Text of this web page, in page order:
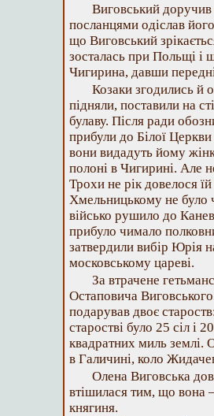
Виговський доручив
посланцями одіслав
що Виговський
зосталась при Польщі і
Чигирина, давши
Козаки згодились й
підняли, поставили на
булаву. Після ради
прибули до Білої
вони видадуть йому
полоні в Чигирині. Але
Трохи не рік довелося
Хмельницькому не було
військо рушило до
прибуло чимало
затвердили вибір Юрія
московському цареві.
За втрачене
Остаповича
подарував двоє
старостві було 25 сіл і
квадратних миль землі.
в Галичині, коло
Олена Виговська
втішилася тим, що вона
княгиня.